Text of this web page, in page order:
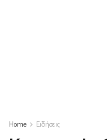
Home Ειδήσεις